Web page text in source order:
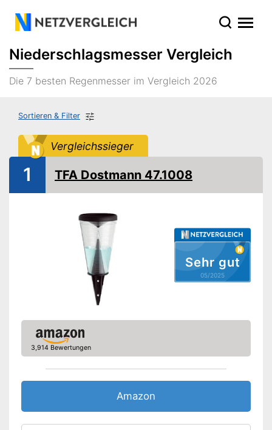
Niederschlagsmesser Vergleich
Die 7 besten Regenmesser im Vergleich 2026
Sortieren & Filter
Vergleichssieger
Sehr gut
05/2025
1 TFA Dostmann 47.1008
3,914 Bewertungen
Amazon